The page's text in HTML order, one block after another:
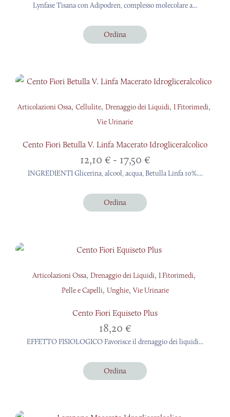
Lynfase Tisana con Adipodren, complesso molecolare a...
Ordina
Articolazioni Ossa, Cellulite, Drenaggio dei Liquidi, I Fitorimedi,
Vie Urinarie
Cento Fiori Betulla V. Linfa Macerato Idrogliceralcolico
12,10 € - 17,50 €Fascia
di
INGREDIENTI Glicerina, alcool, acqua, Betulla Linfa 10%....
Ordina
Articolazioni Ossa, Drenaggio dei Liquidi, I Fitorimedi,
Pelle e Capelli, Unghie, Vie Urinarie
Cento Fiori Equiseto Plus
18,20 €
EFFETTO FISIOLOGICO Favorisce il drenaggio dei liquidi...
Ordina